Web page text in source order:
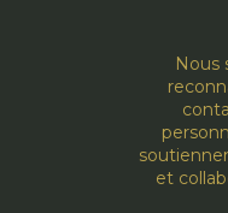
Nous
et